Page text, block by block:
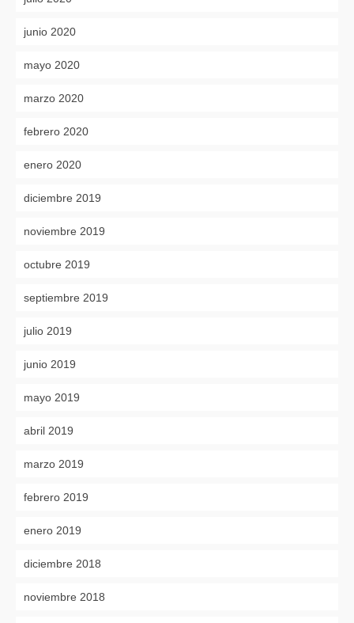
junio 2020
mayo 2020
marzo 2020
febrero 2020
enero 2020
diciembre 2019
noviembre 2019
octubre 2019
septiembre 2019
julio 2019
junio 2019
mayo 2019
abril 2019
marzo 2019
febrero 2019
enero 2019
diciembre 2018
noviembre 2018